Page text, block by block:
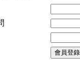
會員登錄